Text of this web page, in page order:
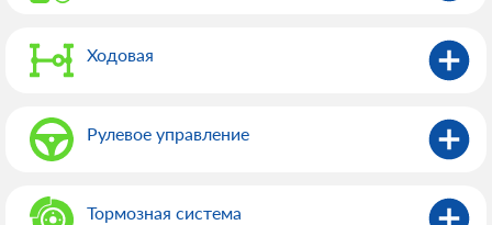
Ходовая
Рулевое управление
Тормозная система